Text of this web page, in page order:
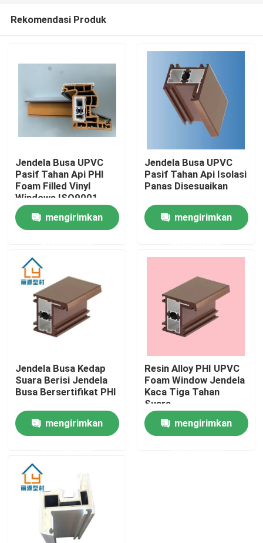
Rumah
video
Tentang kami
Kontrol kualitas
Hubungi kami
Permintaan Penawaran
Profil Pintu UPVC
Profil Jendela UPVC
Rekomendasi Produk
Jendela Busa UPVC
Pasif Tahan Api PHI
Foam Filled Vinyl
Windows ISO9001
mengirimkan
Jendela Busa UPVC
Pasif Tahan Api Isolasi
Panas Disesuaikan
mengirimkan
Jendela Busa Kedap
Suara Berisi Jendela
Busa Bersertifikat PHI
mengirimkan
Resin Alloy PHI UPVC
Foam Window Jendela
Kaca Tiga Tahan
Suara
mengirimkan